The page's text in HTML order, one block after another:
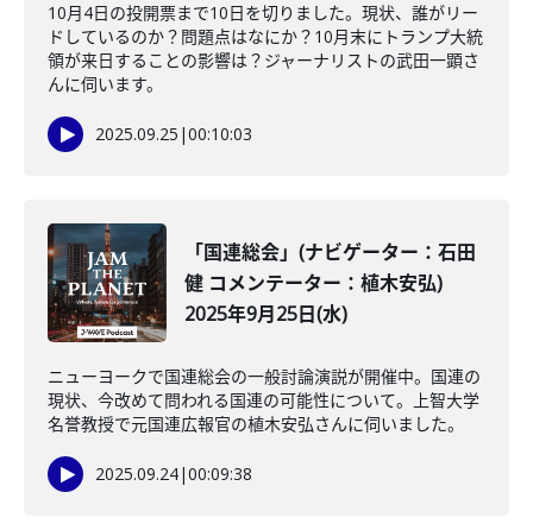
10月4日の投開票まで10日を切りました。現状、誰がリー
ドしているのか？問題点はなにか？10月末にトランプ大統
領が来日することの影響は？ジャーナリストの武田一顕さ
んに伺います。
2025.09.25 |00:10:03
「国連総会」(ナビゲーター：石田
健 コメンテーター：植木安弘)
2025年9月25日(水)
ニューヨークで国連総会の一般討論演説が開催中。国連の
現状、今改めて問われる国連の可能性について。上智大学
名誉教授で元国連広報官の植木安弘さんに伺いました。
2025.09.24|00:09:38